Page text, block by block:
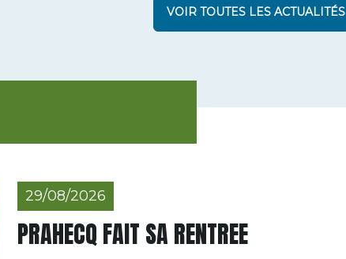
VOIR TOUTES LES ACTUALITÉS
29/08/2026
PRAHECQ FAIT SA RENTREE